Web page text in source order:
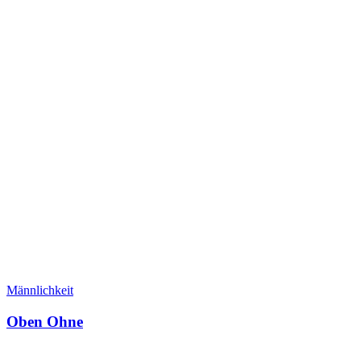
Männlichkeit
Oben Ohne